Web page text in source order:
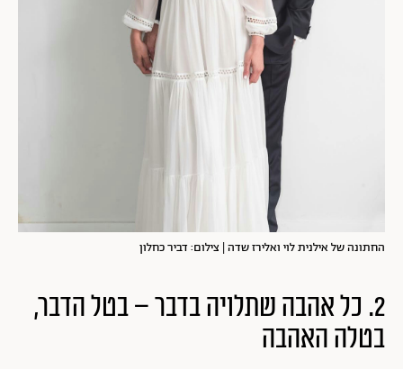
החתונה של אילנית לוי ואלירז שדה | צילום: דביר כחלון
2. כל אהבה שתלויה בדבר – בטל הדבר,
בטלה האהבה